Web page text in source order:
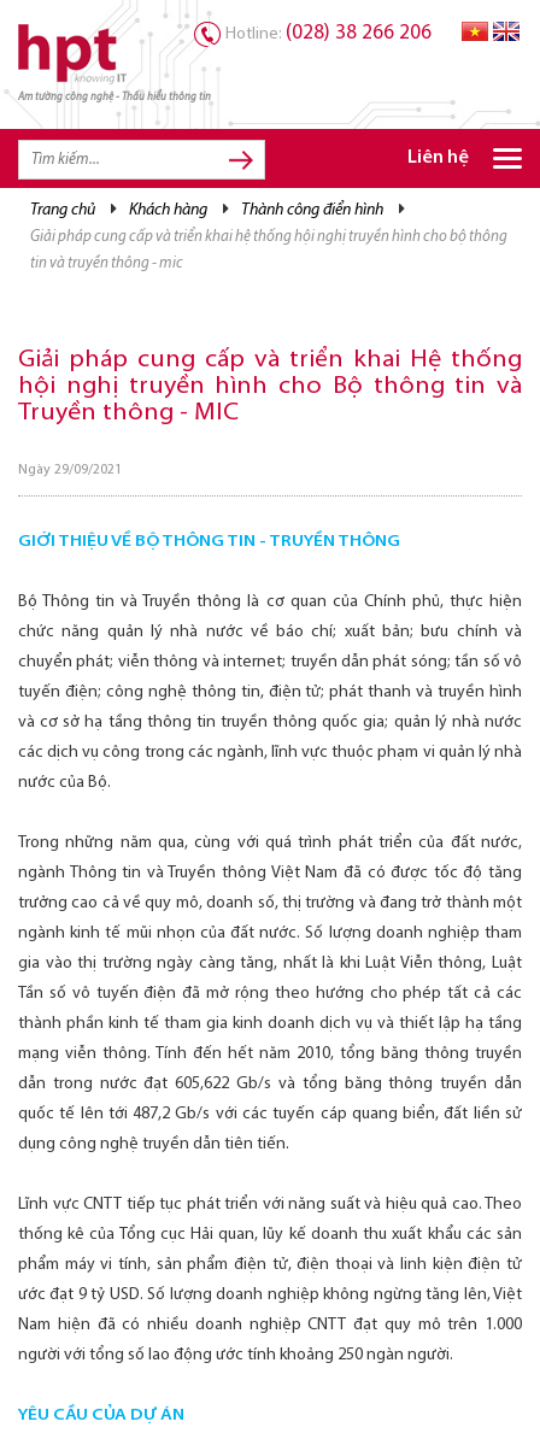
Am tường công nghệ - Thấu hiểu thông tin
Hotline: (028) 38 266 206
Liên hệ
trang chủ khách hàng thành công điển hình
giải pháp cung cấp và triển khai hệ thống hội nghị truyền hình cho bộ thông
tin và truyền thông - mic
Giải pháp cung cấp và triển khai Hệ thống
hội nghị truyền hình cho Bộ thông tin và
Truyền thông - MIC
Ngày 29/09/2021
GIỚI THIỆU VỀ BỘ THÔNG TIN - TRUYỀN THÔNG
Bộ Thông tin và Truyền thông là cơ quan của Chính phủ, thực hiện
chức năng quản lý nhà nước về báo chí; xuất bản; bưu chính và
chuyển phát; viễn thông và internet; truyền dẫn phát sóng; tần số vô
tuyến điện; công nghệ thông tin, điện tử; phát thanh và truyền hình
và cơ sở hạ tầng thông tin truyền thông quốc gia; quản lý nhà nước
các dịch vụ công trong các ngành, lĩnh vực thuộc phạm vi quản lý nhà
nước của Bộ.
Trong những năm qua, cùng với quá trình phát triển của đất nước,
ngành Thông tin và Truyền thông Việt Nam đã có được tốc độ tăng
trưởng cao cả về quy mô, doanh số, thị trường và đang trở thành một
ngành kinh tế mũi nhọn của đất nước. Số lượng doanh nghiệp tham
gia vào thị trường ngày càng tăng, nhất là khi Luật Viễn thông, Luật
Tần số vô tuyến điện đã mở rộng theo hướng cho phép tất cả các
thành phần kinh tế tham gia kinh doanh dịch vụ và thiết lập hạ tầng
mạng viễn thông. Tính đến hết năm 2010, tổng băng thông truyền
dẫn trong nước đạt 605,622 Gb/s và tổng băng thông truyền dẫn
quốc tế lên tới 487,2 Gb/s với các tuyến cáp quang biển, đất liền sử
dụng công nghệ truyền dẫn tiên tiến.
Lĩnh vực CNTT tiếp tục phát triển với năng suất và hiệu quả cao. Theo
thống kê của Tổng cục Hải quan, lũy kế doanh thu xuất khẩu các sản
phẩm máy vi tính, sản phẩm điện tử, điện thoại và linh kiện điện tử
ước đạt 9 tỷ USD. Số lượng doanh nghiệp không ngừng tăng lên, Việt
Nam hiện đã có nhiều doanh nghiệp CNTT đạt quy mô trên 1.000
người với tổng số lao động ước tính khoảng 250 ngàn người.
YÊU CẦU CỦA DỰ ÁN
TRANG CHỦ
TRANG CHỦ
GIẢI PHÁP
CƠ HỘI NGHỀ NGHIỆP